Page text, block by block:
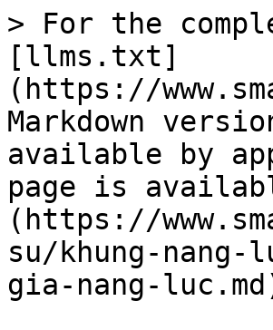
> For the
[llms.txt]
(https://
Markdown
available by
page is
(https://
su/khung-
gia-nang-